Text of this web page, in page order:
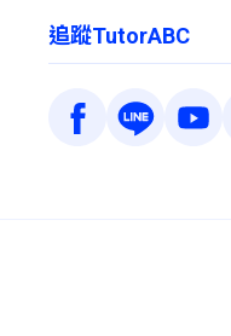
追蹤TutorABC